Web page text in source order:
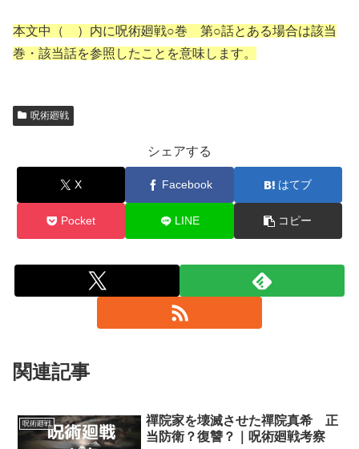
本文中（ ）内に呪術廻戦○巻 第○話とある場合は該当
巻・該当話を参照したことを意味します。
呪術廻戦
シェアする
X Facebook はてブ
Pocket LINE コピー
関連記事
呪術廻戦
禪院家を壊滅させた禪院真希 正
当防衛？復讐？｜呪術廻戦考察